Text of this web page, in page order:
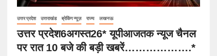
उत्तर प्रदेश उत्तराखंड ब्रेकिंग न्यूज़ राज्य लखनऊ
उत्तर प्रदेश6अगस्त26* यूपीआजतक न्यूज चैनल
पर रात 10 बजे की बड़ी खबरें……………….*